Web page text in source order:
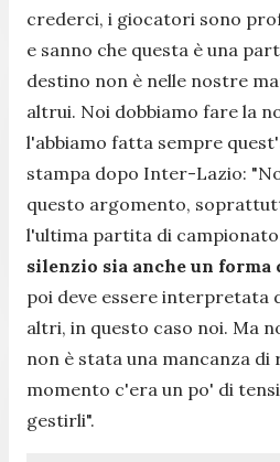
crederci, i giocatori sono
e sanno che questa è una
destino non è nelle nostre
altrui. Noi dobbiamo fare la
l'abbiamo fatta sempre
stampa dopo Inter-Lazio:
questo argomento,
l'ultima partita di
silenzio sia anche un forma
poi deve essere interpretata
altri, in questo caso noi. Ma
non è stata una mancanza di
momento c'era un po' di
gestirli".